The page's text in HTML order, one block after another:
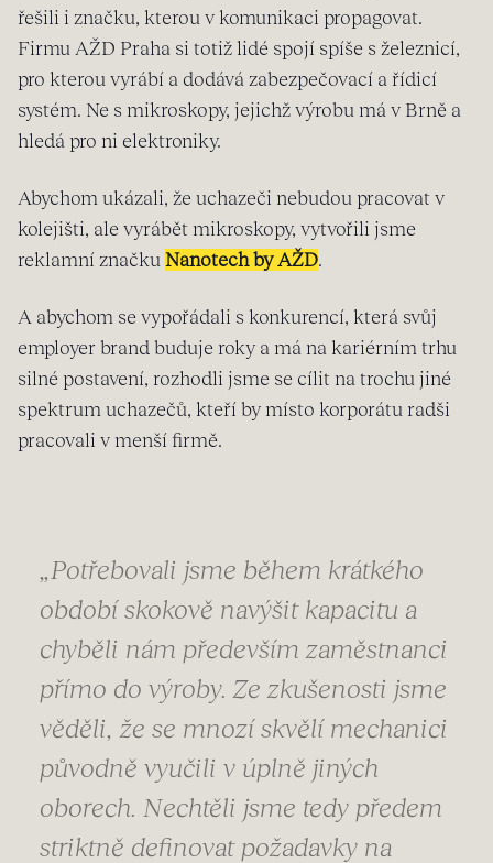
řešili i značku, kterou v komunikaci propagovat.
Firmu AŽD Praha si totiž lidé spojí spíše s železnicí,
pro kterou vyrábí a dodává zabezpečovací a řídicí
systém. Ne s mikroskopy, jejichž výrobu má v Brně a
hledá pro ni elektroniky.
Abychom ukázali, že uchazeči nebudou pracovat v
kolejišti, ale vyrábět mikroskopy, vytvořili jsme
reklamní značku Nanotech by AŽD.
A abychom se vypořádali s konkurencí, která svůj
employer brand buduje roky a má na kariérním trhu
silné postavení, rozhodli jsme se cílit na trochu jiné
spektrum uchazečů, kteří by místo korporátu radši
pracovali v menší firmě.
„Potřebovali jsme během krátkého
období skokově navýšit kapacitu a
chyběli nám především zaměstnanci
přímo do výroby. Ze zkušenosti jsme
věděli, že se mnozí skvělí mechanici
původně vyučili v úplně jiných
oborech. Nechtěli jsme tedy předem
striktně definovat požadavky na